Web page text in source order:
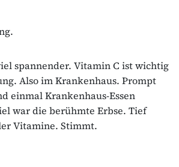
spannender. Vitamin C ist wichtig
Also im Krankenhaus. Prompt
einmal Krankenhaus‐Essen
war die berühmte Erbse. Tief
Vitamine. Stimmt.